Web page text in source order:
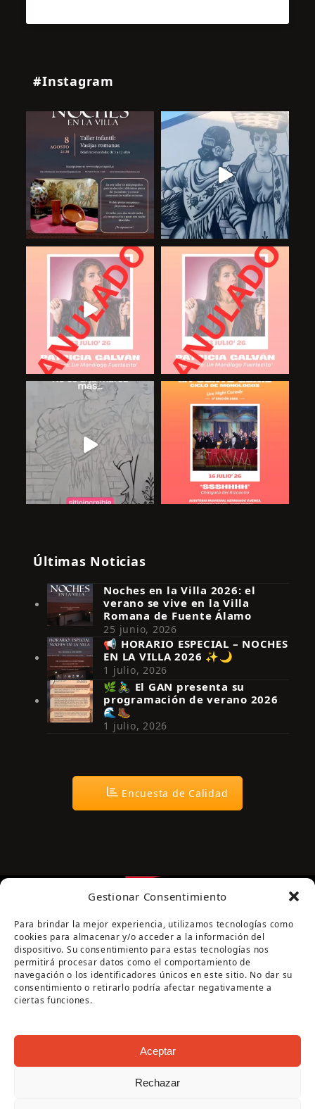
Gestionar Consentimiento
Para brindar la mejor experiencia, utilizamos tecnologías como
cookies para almacenar y/o acceder a la información del
dispositivo. Su consentimiento para estas tecnologías nos
permitirá procesar datos como el comportamiento de
navegación o los identificadores únicos en este sitio. No dar su
consentimiento o retirarlo podría afectar negativamente a
ciertas funciones.
Aceptar
Rechazar
#Instagram
Síguenos en Instagram
Últimas Noticias
Noches en la Villa 2026: el
verano se vive en la Villa
Romana de Fuente Álamo
25 junio, 2026
📢 HORARIO ESPECIAL – NOCHES
EN LA VILLA 2026 ✨🌙
1 julio, 2026
🌿🚴‍♂️ El GAN presenta su
programación de verano 2026
🌊🥾
1 julio, 2026
Encuesta de Calidad
Página cofinanciada por la Diputación de Córdoba